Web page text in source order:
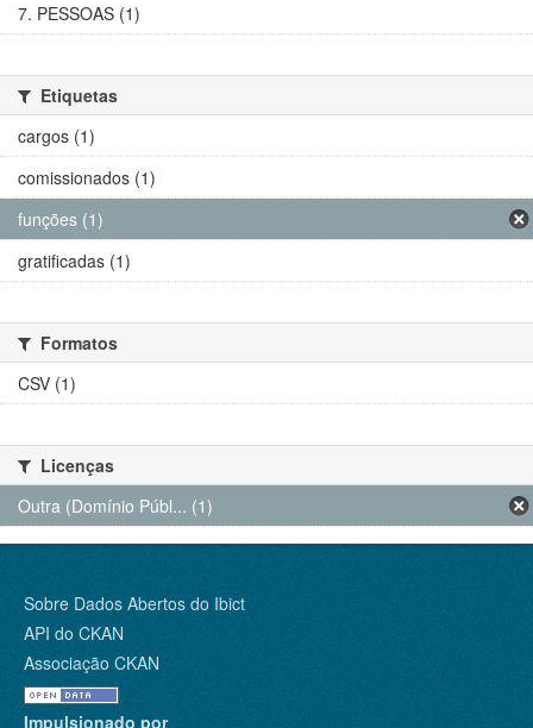
7. PESSOAS (1)
Etiquetas
cargos (1)
comissionados (1)
funções (1)
gratificadas (1)
Formatos
CSV (1)
Licenças
Outra (Domínio Públ... (1)
Sobre Dados Abertos do Ibict
API do CKAN
Associação CKAN
Impulsionado por